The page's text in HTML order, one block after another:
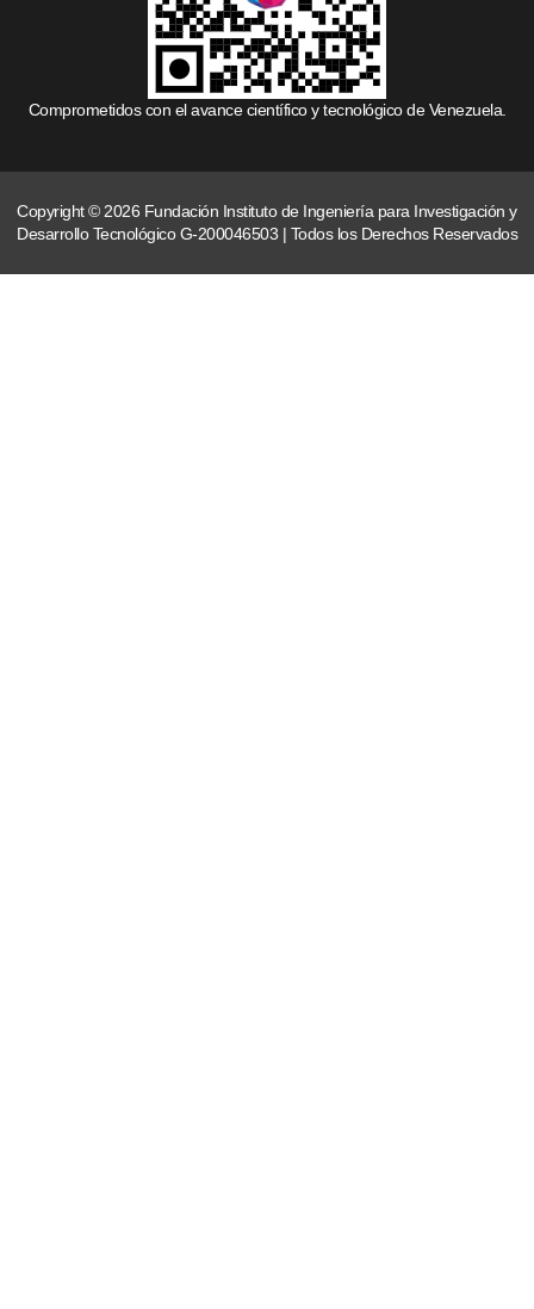
Comprometidos con el avance científico y tecnológico de Venezuela.
Copyright © 2026 Fundación Instituto de Ingeniería para Investigación y
Desarrollo Tecnológico G-200046503 | Todos los Derechos Reservados